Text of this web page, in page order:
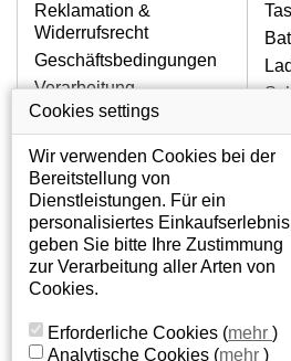
ist ungleichmäßig hell.
LCD
EX513 D
ohne
zwar über
Garantiezeit.
WIE KÖNNEN SIE
WELCHES DISPLAY SIE
NOTEBOOK BRAUCHEN
Reklamation &
Widerrufsrecht
Geschäftsbedingungen
Verarbeitung
personenbezogener
Daten
Über uns - Impressum
Mein Konto
Mein Konto
Persönliche Daten
Addressen
Cookies settings
Wir verwenden Cookies bei der
Bereitstellung von
Dienstleistungen. Für ein
personalisiertes
geben Sie bitte Ihre Zustimmung
zur Verarbeitung aller Arten von
Cookies.
Erforderliche Cookies (mehr )
Analytische Cookies (mehr )